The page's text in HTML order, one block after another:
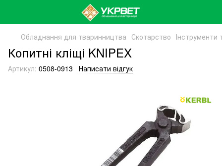
Обладнання для тваринництва Скотарство Інструменти
Копитні кліщі KNIPEX
Артикул: 0508-0913 Написати відгук